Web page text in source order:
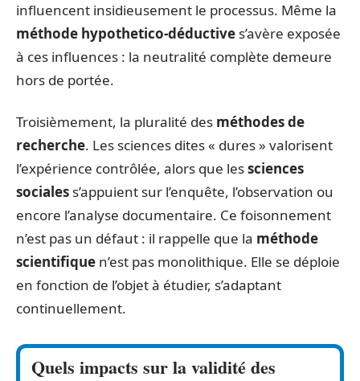
influencent insidieusement le processus. Même la
méthode hypothetico-déductive s’avère exposée
à ces influences : la neutralité complète demeure
hors de portée.
Troisièmement, la pluralité des méthodes de
recherche. Les sciences dites « dures » valorisent
l’expérience contrôlée, alors que lessciences
sociales s’appuient sur l’enquête, l’observation ou
encore l’analyse documentaire. Ce foisonnement
n’est pas un défaut : il rappelle que la méthode
scientifique n’est pas monolithique. Elle se déploie
en fonction de l’objet à étudier, s’adaptant
continuellement.
Quels impacts sur la validité des